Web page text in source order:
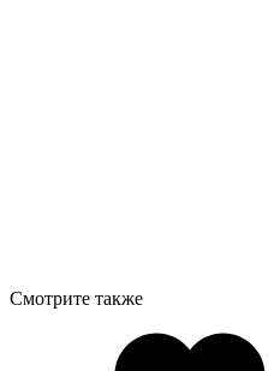
Смотрите также